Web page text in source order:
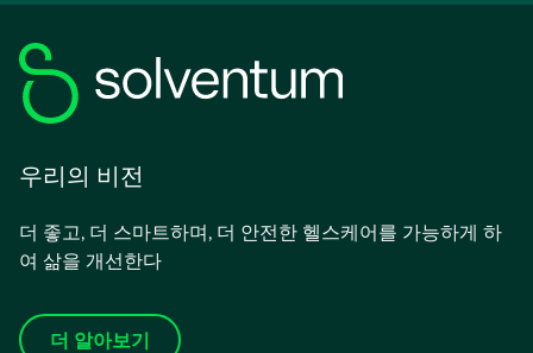
우리의 비전
더 좋고, 더 스마트하며, 더 안전한 헬스케어를 가능하게 하
여 삶을 개선한다
더 알아보기